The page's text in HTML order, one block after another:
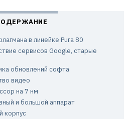
в линейке Pura 80
сервисов Google, старые
обновлений софта
видео
на 7 нм
и большой аппарат
корпус